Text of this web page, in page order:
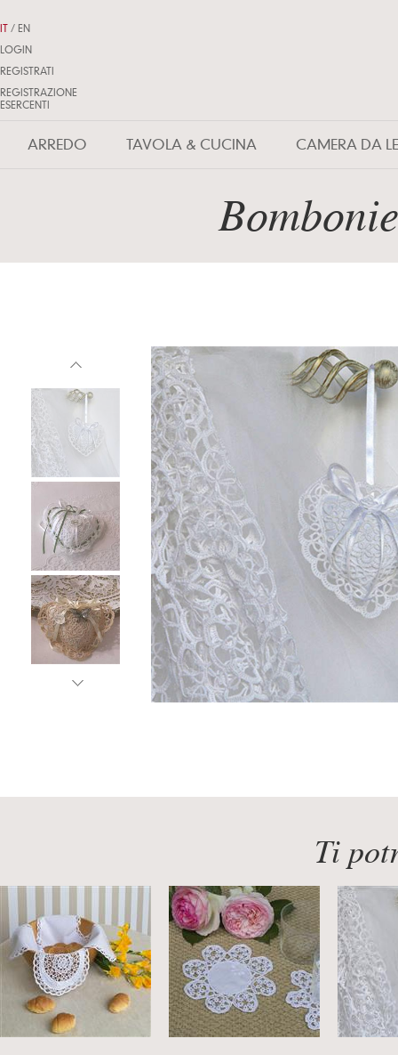
ARREDO TAVOLA & CUCINA CAMERA DA
IT / EN
LOGIN
REGISTRATI
REGISTRAZIONE
ESERCENTI
Ti